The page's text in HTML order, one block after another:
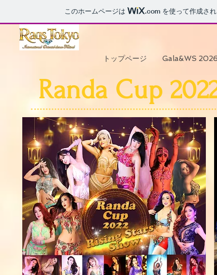
このホームページは .com を使って作成さ
トップページ Gala&WS
Randa Cup